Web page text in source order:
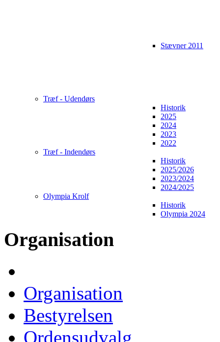
Stævner 2011
Træf - Udendørs
Historik
2025
2024
2023
2022
Træf - Indendørs
Historik
2025/2026
2023/2024
2024/2025
Olympia Krolf
Historik
Olympia 2024
Organisation
Organisation
Bestyrelsen
Ordensudvalg